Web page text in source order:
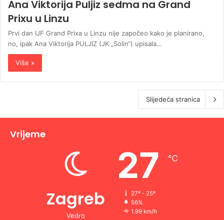
Ana Viktorija Puljiz sedma na Grand
Prixu u Linzu
Prvi dan IJF Grand Prixa u Linzu nije započeo kako je planirano,
no, ipak Ana Viktorija PULJIZ (JK „Solin“) upisala…
Više »
Slijedeća stranica
Vrijeme
Zagreb
Vedro
27 ℃
27º - 25º
56%
1.99 km/h